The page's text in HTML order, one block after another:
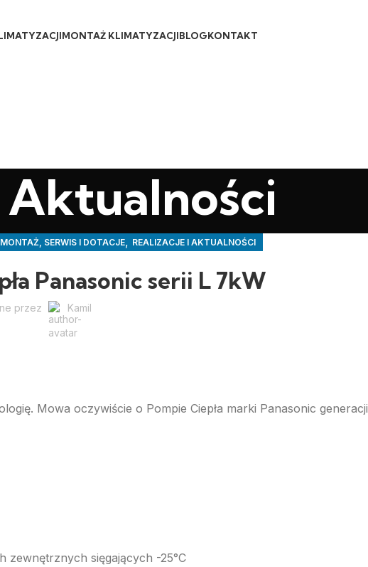
MONTAŻ KLIMATYZACJIBLOGKONTAKT
Aktualności
SERWIS I DOTACJE, REALIZACJE I AKTUALNOŚCI
Panasonic serii L 7kW
przez Kamil
Mowa oczywiście o Pompie Ciepła marki Panasonic generacji
zewnętrznych sięgających -25°C